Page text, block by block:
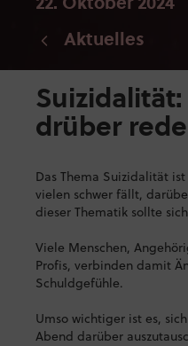
Aktuelles
Suizidalität:
drüber
Das Thema Suizidalität
vielen schwer fällt,
dieser Thematik sollte
Viele Menschen,
Profis, verbinden damit
Schuldgefühle.
Umso wichtiger ist es,
Abend darüber